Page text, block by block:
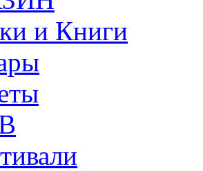
и Книги